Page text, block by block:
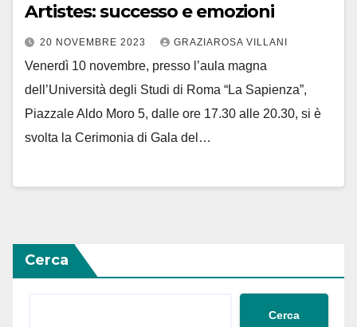
Artistes: successo e emozioni
20 NOVEMBRE 2023 GRAZIAROSA VILLANI
Venerdì 10 novembre, presso l’aula magna
dell’Università degli Studi di Roma “La Sapienza”,
Piazzale Aldo Moro 5, dalle ore 17.30 alle 20.30, si è
svolta la Cerimonia di Gala del…
Cerca
Cerca